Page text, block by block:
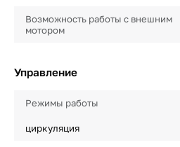
Возможность работы с внешним
мотором
Управление
Режимы работы
циркуляция